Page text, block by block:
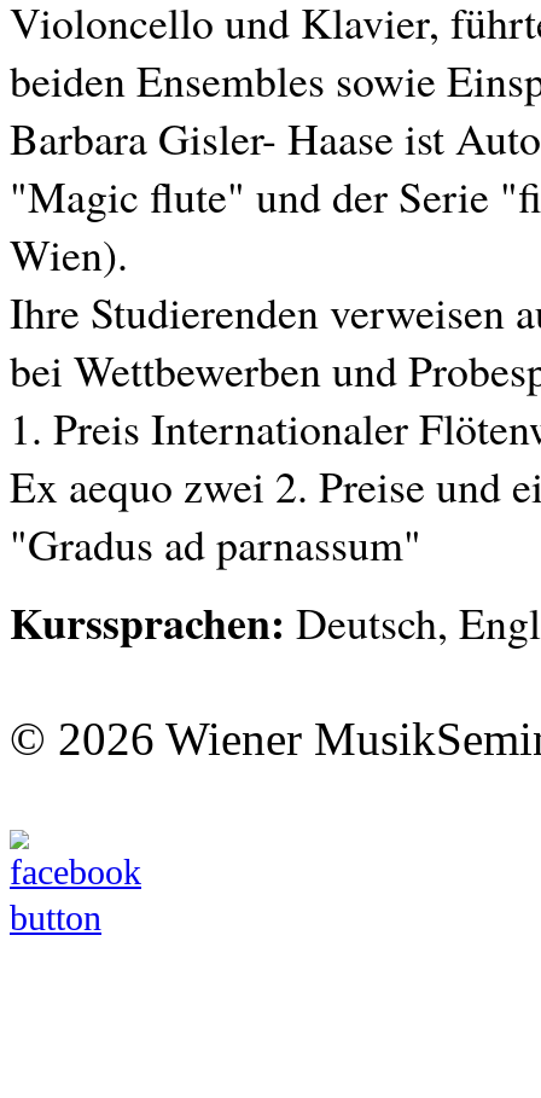
Violoncello und Klavier,
beiden Ensembles sowie
Barbara Gisler- Haase ist
"Magic flute" und der Serie
Wien).
Ihre Studierenden verweisen
bei Wettbewerben und
1. Preis Internationaler
Ex aequo zwei 2. Preise und
"Gradus ad parnassum"
Kurssprachen: Deutsch,
© 2026 Wiener